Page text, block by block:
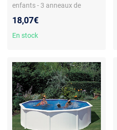
enfants - 3 anneaux de
18,07€
En stock